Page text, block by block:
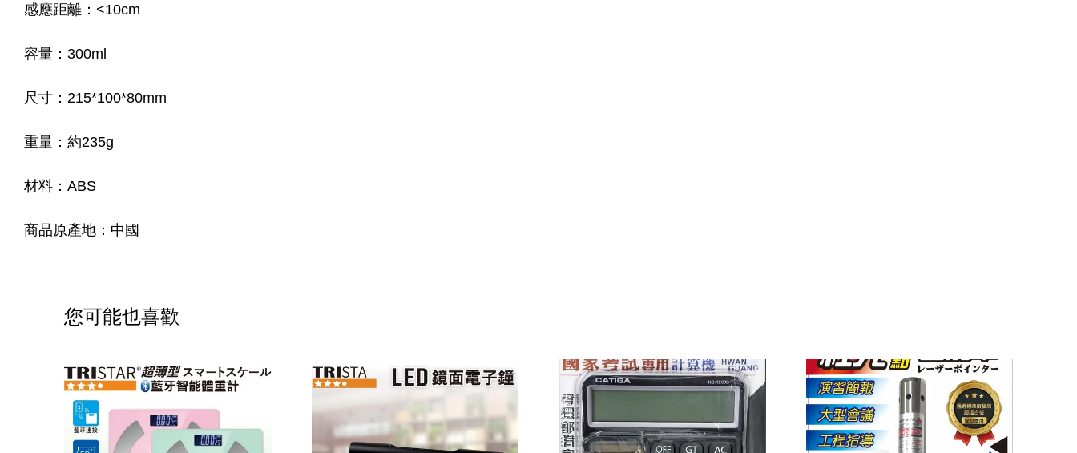
感應距離：<10cm
容量：300ml
尺寸：215*100*80mm
重量：約235g
材料：ABS
商品原產地：中國
您可能也喜歡